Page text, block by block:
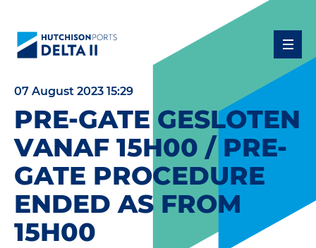
07 August 2023 15:29
PRE-GATE GESLOTEN
VANAF 15H00 / PRE-
GATE PROCEDURE
ENDED AS FROM
15H00